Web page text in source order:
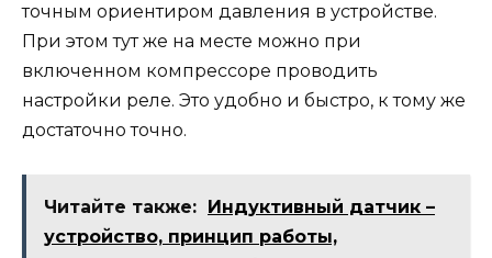
точным ориентиром давления в устройстве.
При этом тут же на месте можно при
включенном компрессоре проводить
настройки реле. Это удобно и быстро, к тому же
достаточно точно.
Читайте также: Индуктивный датчик –
устройство, принцип работы,